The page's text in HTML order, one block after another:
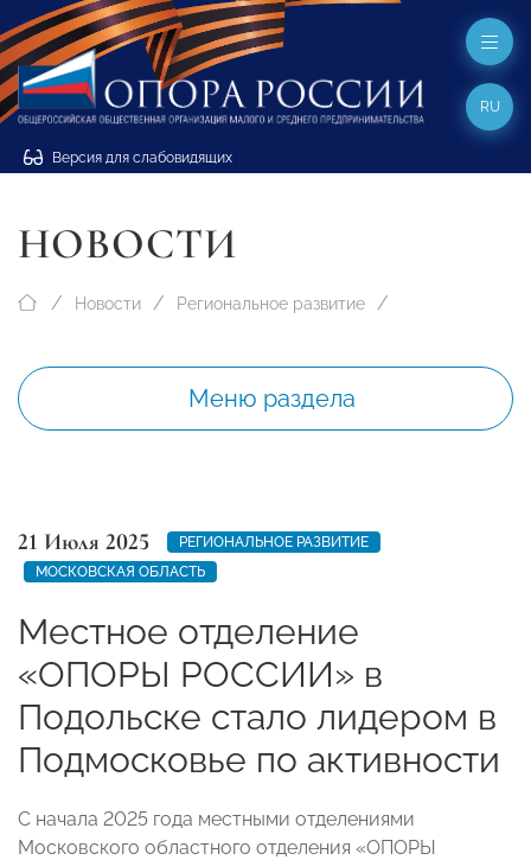
Версия для слабовидящих
RU
НОВОСТИ
Новости Региональное развитие
Меню раздела
21 Июля 2025
РЕГИОНАЛЬНОЕ РАЗВИТИЕ
МОСКОВСКАЯ ОБЛАСТЬ
Местное отделение
«ОПОРЫ РОССИИ» в
Подольске стало лидером в
Подмосковье по активности
С начала 2025 года местными отделениями
Московского областного отделения «ОПОРЫ